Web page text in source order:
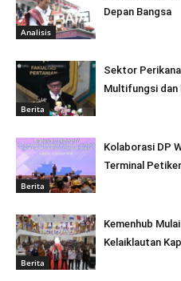
Analisis
Depan Bangsa
Berita
Sektor
Multifungsi dan
Berita
Kolaborasi DP
Terminal
Berita
Kemenhub
Kelaiklautan